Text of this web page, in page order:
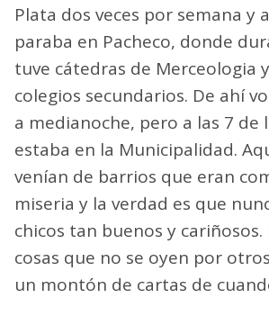
Plata dos veces por semana y
paraba en Pacheco, donde
tuve cátedras de Merceologia
colegios secundarios. De ahí
a medianoche, pero a las 7 de
estaba en la Municipalidad.
venían de barrios que eran
miseria y la verdad es que
chicos tan buenos y cariñosos.
cosas que no se oyen por
un montón de cartas de